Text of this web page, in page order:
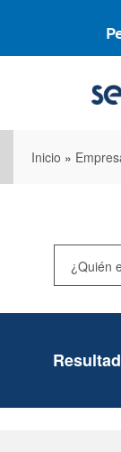
Inicio »